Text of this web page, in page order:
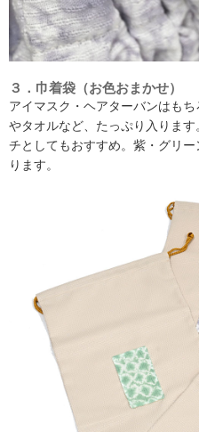
３．巾着袋（お色おまかせ）
アイマスク・ヘアターバンはも
やタオルなど、たっぷり入りま
チとしてもおすすめ。紫・グリ
ります。